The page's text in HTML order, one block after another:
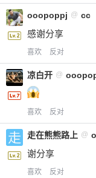
ooopoppj @ cc
感谢分享
喜欢 反对
凉白开 @
喜欢 反对
走在熊熊路上 @
谢分享
喜欢 反对